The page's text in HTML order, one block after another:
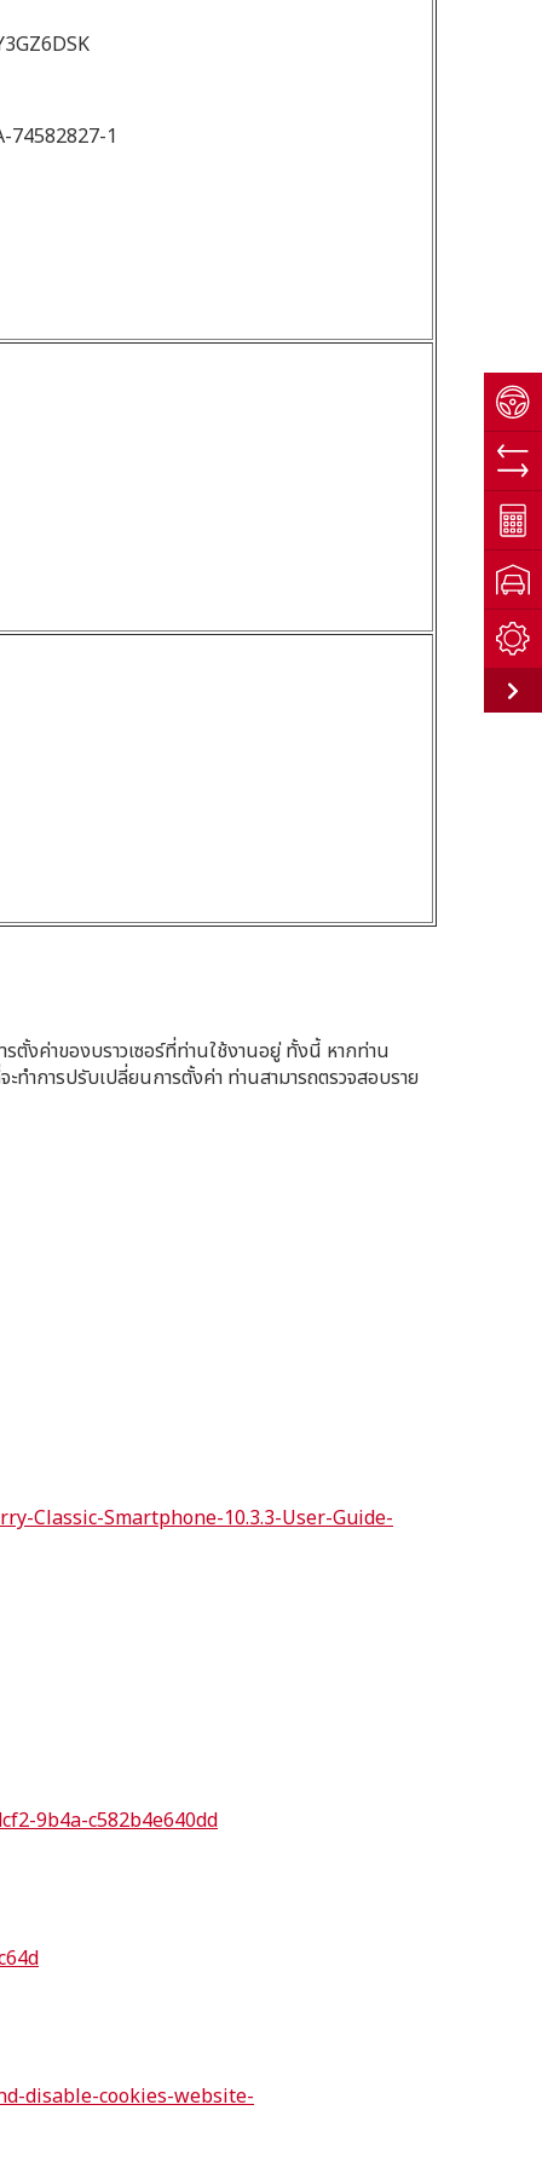
1
ตั้งค่าของบราวเซอร์ที่ท่านใช้งานอยู่ ทั้งนี้ หากท่าน
ทำการปรับเปลี่ยนการตั้งค่า ท่านสามารถตรวจสอบราย
Classic-Smartphone-10.3.3-User-Guide-
9b4a-c582b4e640dd
disable-cookies-website-